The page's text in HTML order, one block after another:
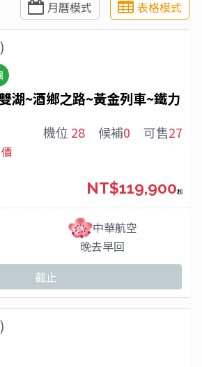
月曆模式 表格模式
湖~酒鄉之路~黃金列車~鐵力
機位 28 候補0 可售27
中華航空
晚去早回
NT$119,900起
截止